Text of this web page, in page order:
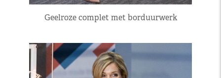
Geelroze complet met borduurwerk